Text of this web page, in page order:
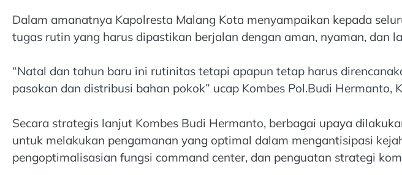
Dalam amanatnya Kapolresta Malang Kota menyampaikan kepada
tugas rutin yang harus dipastikan berjalan dengan aman, nyaman, dan
“Natal dan tahun baru ini rutinitas tetapi apapun tetap harus
pasokan dan distribusi bahan pokok” ucap Kombes Pol.Budi Hermanto,
Secara strategis lanjut Kombes Budi Hermanto, berbagai upaya
untuk melakukan pengamanan yang optimal dalam mengantisipasi
pengoptimalisasian fungsi command center, dan penguatan strategi